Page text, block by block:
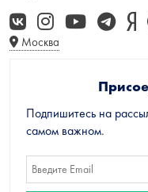
Москва
Подпишитесь на
самом важном.